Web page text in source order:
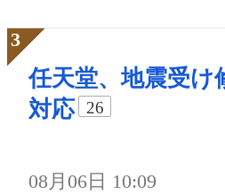
任天堂、地震受け
対応
26
08月06日 10:09